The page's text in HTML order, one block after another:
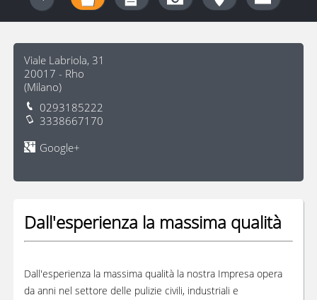
Viale Labriola, 31
20017 - Rho
(Milano)
0293185222
3338667170
Google+
Dall'esperienza la massima qualità
Dall'esperienza la massima qualità la nostra Impresa opera
da anni nel settore delle pulizie civili, industriali e